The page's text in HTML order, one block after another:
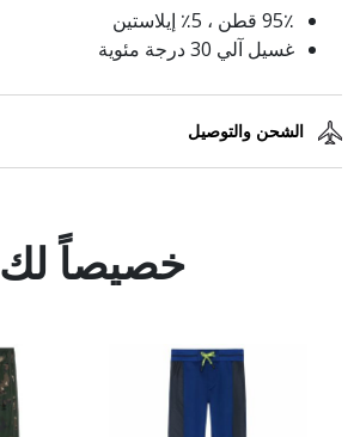
95٪ قطن ، 5٪ إيلاستين
غسيل آلي 30 درجة مئوية
الشحن والتوصيل
خصيصاً لك